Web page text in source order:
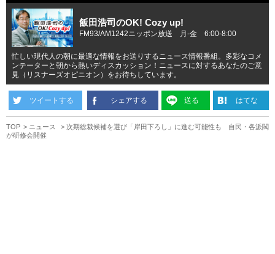
飯田浩司のOK! Cozy up!
FM93/AM1242ニッポン放送 月-金 6:00-8:00
忙しい現代人の朝に最適な情報をお送りするニュース情報番組。多彩なコメ
ンテーターと朝から熱いディスカッション！ニュースに対するあなたのご意
見（リスナーズオピニオン）をお待ちしています。
ツイートする シェアする 送る はてな
TOP ニュース
次期総裁候補を選び「岸田下ろし」に進む可能性も 自民・各派閥
が研修会開催